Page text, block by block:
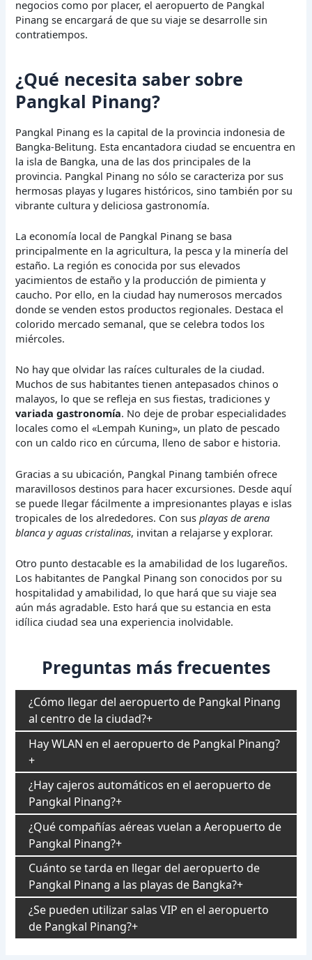
negocios como por placer, el aeropuerto de Pangkal
Pinang se encargará de que su viaje se desarrolle sin
contratiempos.
¿Qué necesita saber sobre
Pangkal Pinang?
Pangkal Pinang es la capital de la provincia indonesia de
Bangka-Belitung. Esta encantadora ciudad se encuentra en
la isla de Bangka, una de las dos principales de la
provincia. Pangkal Pinang no sólo se caracteriza por sus
hermosas playas y lugares históricos, sino también por su
vibrante cultura y deliciosa gastronomía.
La economía local de Pangkal Pinang se basa
principalmente en la agricultura, la pesca y la minería del
estaño. La región es conocida por sus elevados
yacimientos de estaño y la producción de pimienta y
caucho. Por ello, en la ciudad hay numerosos mercados
donde se venden estos productos regionales. Destaca el
colorido mercado semanal, que se celebra todos los
miércoles.
No hay que olvidar las raíces culturales de la ciudad.
Muchos de sus habitantes tienen antepasados chinos o
malayos, lo que se refleja en sus fiestas, tradiciones y
variada gastronomía. No deje de probar especialidades
locales como el «Lempah Kuning», un plato de pescado
con un caldo rico en cúrcuma, lleno de sabor e historia.
Gracias a su ubicación, Pangkal Pinang también ofrece
maravillosos destinos para hacer excursiones. Desde aquí
se puede llegar fácilmente a impresionantes playas e islas
tropicales de los alrededores. Con susplayas de arena
blanca y aguas cristalinas, invitan a relajarse y explorar.
Otro punto destacable es la amabilidad de los lugareños.
Los habitantes de Pangkal Pinang son conocidos por su
hospitalidad y amabilidad, lo que hará que su viaje sea
aún más agradable. Esto hará que su estancia en esta
idílica ciudad sea una experiencia inolvidable.
Preguntas más frecuentes
¿Cómo llegar del aeropuerto de Pangkal Pinang
al centro de la ciudad?
Hay WLAN en el aeropuerto de Pangkal Pinang?
¿Hay cajeros automáticos en el aeropuerto de
Pangkal Pinang?
¿Qué compañías aéreas vuelan a Aeropuerto de
Pangkal Pinang?
Cuánto se tarda en llegar del aeropuerto de
Pangkal Pinang a las playas de Bangka?
¿Se pueden utilizar salas VIP en el aeropuerto
de Pangkal Pinang?